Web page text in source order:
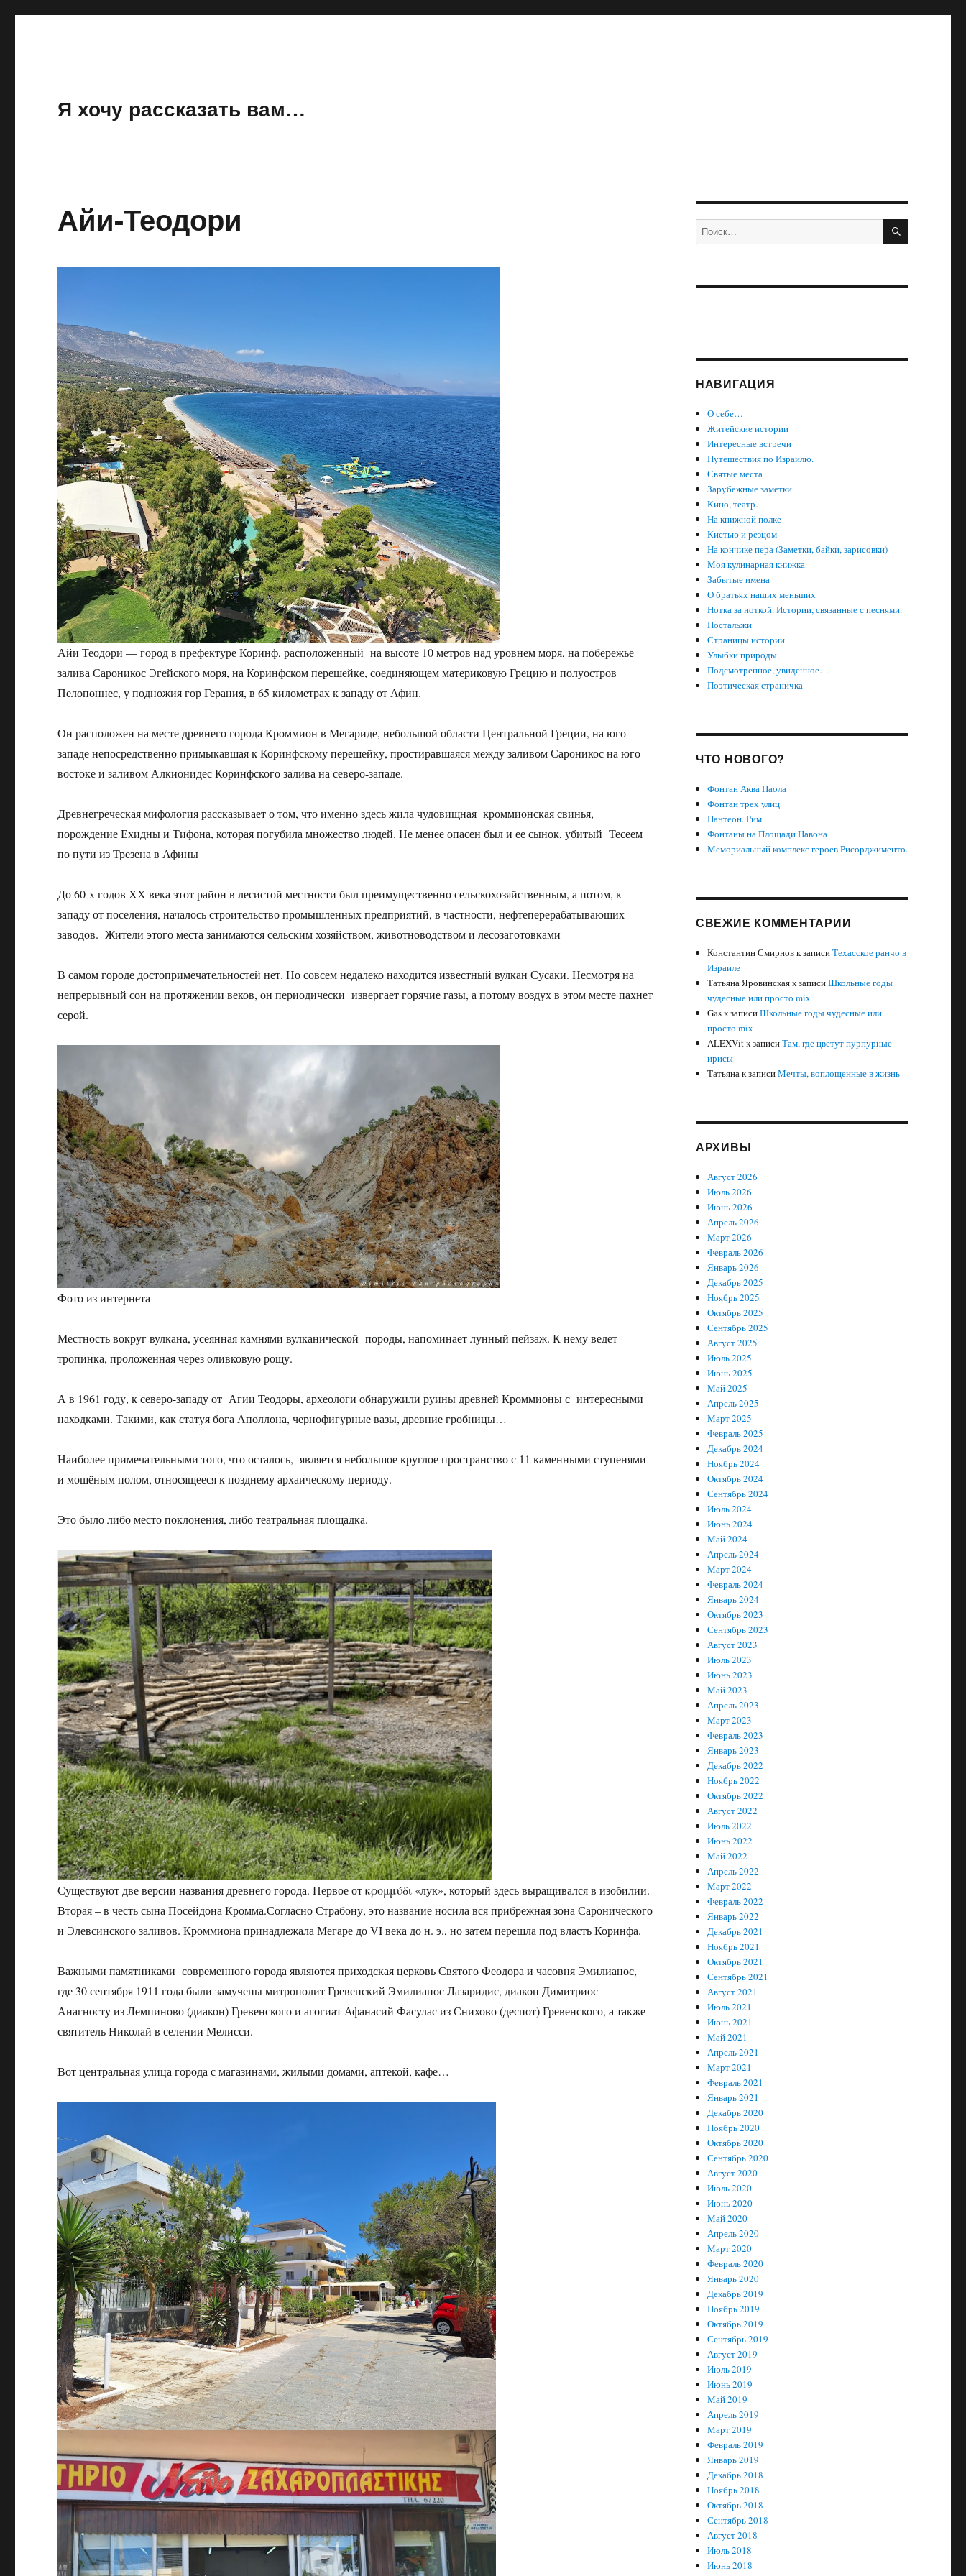
Я хочу рассказать вам…
Айи-Теодори
Айи Теодори — город в префектуре Коринф, расположенный на высоте 10 метров над уровнем моря, на побережье
залива Сароникос Эгейского моря, на Коринфском перешейке, соединяющем материковую Грецию и полуостров
Пелопоннес, у подножия гор Герания, в 65 километрах к западу от Афин.
Он расположен на месте древнего города Кроммион в Мегариде, небольшой области Центральной Греции, на юго-
западе непосредственно примыкавшая к Коринфскому перешейку, простиравшаяся между заливом Сароникос на юго-
востоке и заливом Алкионидес Коринфского залива на северо-западе.
Древнегреческая мифология рассказывает о том, что именно здесь жила чудовищная кроммионская свинья,
порождение Ехидны и Тифона, которая погубила множество людей. Не менее опасен был и ее сынок, убитый Тесеем
по пути из Трезена в Афины
До 60-х годов ХХ века этот район в лесистой местности был преимущественно сельскохозяйственным, а потом, к
западу от поселения, началось строительство промышленных предприятий, в частности, нефтеперерабатывающих
заводов. Жители этого места занимаются сельским хозяйством, животноводством и лесозаготовками
В самом городе достопримечательностей нет. Но совсем недалеко находится известный вулкан Сусаки. Несмотря на
непрерывный сон на протяжении веков, он периодически извергает горячие газы, а потому воздух в этом месте пахнет
серой.
Фото из интернета
Местность вокруг вулкана, усеянная камнями вулканической породы, напоминает лунный пейзаж. К нему ведет
тропинка, проложенная через оливковую рощу.
А в 1961 году, к северо-западу от Агии Теодоры, археологи обнаружили руины древней Кроммионы с интересными
находками. Такими, как статуя бога Аполлона, чернофигурные вазы, древние гробницы…
Наиболее примечательными того, что осталось, является небольшое круглое пространство с 11 каменными ступенями
и мощёным полом, относящееся к позднему архаическому периоду.
Это было либо место поклонения, либо театральная площадка.
Существуют две версии названия древнего города. Первое от κρομμύδι «лук», который здесь выращивался в изобилии.
Вторая – в честь сына Посейдона Кромма.Согласно Страбону, это название носила вся прибрежная зона Саронического
и Элевсинского заливов. Кроммиона принадлежала Мегаре до VI века до н. э., но затем перешла под власть Коринфа.
Важными памятниками современного города являются приходская церковь Святого Феодора и часовня Эмилианос,
где 30 сентября 1911 года были замучены митрополит Гревенский Эмилианос Лазаридис, диакон Димитриос
Анагносту из Лемпиново (диакон) Гревенского и агогиат Афанасий Фасулас из Снихово (деспот) Гревенского, а также
святитель Николай в селении Мелисси.
Вот центральная улица города с магазинами, жилыми домами, аптекой, кафе…
Искать: ПОИСК
НАВИГАЦИЯ
О себе…
Житейские истории
Интересные встречи
Путешествия по Израилю.
Святые места
Зарубежные заметки
Кино, театр…
На книжной полке
Кистью и резцом
На кончике пера (Заметки, байки, зарисовки)
Моя кулинарная книжка
Забытые имена
О братьях наших меньших
Нотка за ноткой. Истории, связанные с песнями.
Ностальжи
Страницы истории
Улыбки природы
Подсмотренное, увиденное…
Поэтическая страничка
ЧТО НОВОГО?
Фонтан Аква Паола
Фонтан трех улиц
Пантеон. Рим
Фонтаны на Площади Навона
Мемориальный комплекс героев Рисорджименто.
СВЕЖИЕ КОММЕНТАРИИ
Константин Смирновк записиТехасское ранчо в
Израиле
Татьяна Яровинскаяк записиШкольные годы
чудесные или просто mix
Gasк записиШкольные годы чудесные или
просто mix
ALEXVitк записиТам, где цветут пурпурные
ирисы
Татьянак записиМечты, воплощенные в жизнь
АРХИВЫ
Август 2026
Июль 2026
Июнь 2026
Апрель 2026
Март 2026
Февраль 2026
Январь 2026
Декабрь 2025
Ноябрь 2025
Октябрь 2025
Сентябрь 2025
Август 2025
Июль 2025
Июнь 2025
Май 2025
Апрель 2025
Март 2025
Февраль 2025
Декабрь 2024
Ноябрь 2024
Октябрь 2024
Сентябрь 2024
Июль 2024
Июнь 2024
Май 2024
Апрель 2024
Март 2024
Февраль 2024
Январь 2024
Октябрь 2023
Сентябрь 2023
Август 2023
Июль 2023
Июнь 2023
Май 2023
Апрель 2023
Март 2023
Февраль 2023
Январь 2023
Декабрь 2022
Ноябрь 2022
Октябрь 2022
Август 2022
Июль 2022
Июнь 2022
Май 2022
Апрель 2022
Март 2022
Февраль 2022
Январь 2022
Декабрь 2021
Ноябрь 2021
Октябрь 2021
Сентябрь 2021
Август 2021
Июль 2021
Июнь 2021
Май 2021
Апрель 2021
Март 2021
Февраль 2021
Январь 2021
Декабрь 2020
Ноябрь 2020
Октябрь 2020
Сентябрь 2020
Август 2020
Июль 2020
Июнь 2020
Май 2020
Апрель 2020
Март 2020
Февраль 2020
Январь 2020
Декабрь 2019
Ноябрь 2019
Октябрь 2019
Сентябрь 2019
Август 2019
Июль 2019
Июнь 2019
Май 2019
Апрель 2019
Март 2019
Февраль 2019
Январь 2019
Декабрь 2018
Ноябрь 2018
Октябрь 2018
Сентябрь 2018
Август 2018
Июль 2018
Июнь 2018